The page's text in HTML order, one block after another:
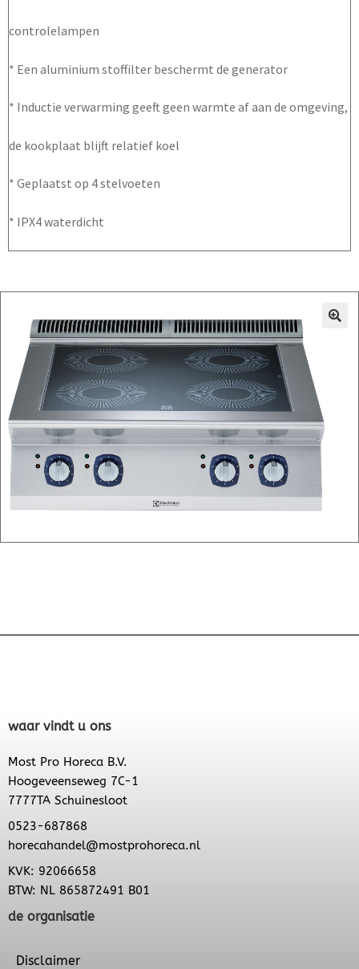
controlelampen
* Een aluminium stoffilter beschermt de generator
* Inductie verwarming geeft geen warmte af aan de omgeving,
de kookplaat blijft relatief koel
* Geplaatst op 4 stelvoeten
* IPX4 waterdicht
waar vindt u ons
Most Pro Horeca B.V.
Hoogeveenseweg 7C-1
7777TA Schuinesloot
0523-687868
horecahandel@mostprohoreca.nl
KVK: 92066658
BTW: NL 865872491 B01
de organisatie
Disclaimer